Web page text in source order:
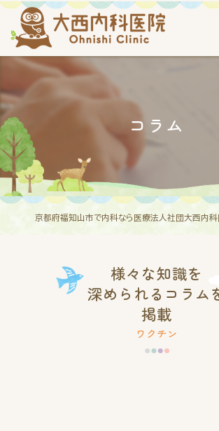
コラム
京都府福知山市で内科なら医療法人社団大西内
様々な知識を
深められるコラム
掲載
ワクチン